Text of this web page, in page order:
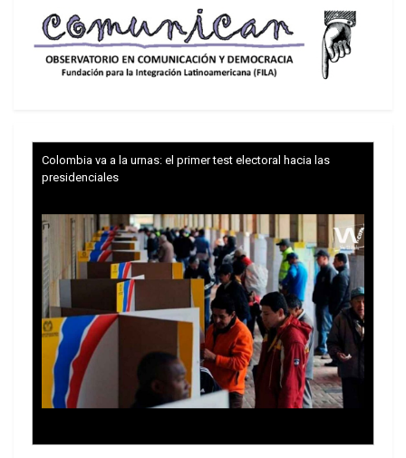
Colombia va a la urnas: el primer test electoral hacia las
presidenciales